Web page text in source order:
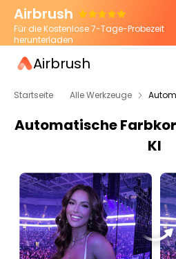
Airbrush
Für die Kostenlose 7-Tage-Probezeit
herunterladen
Airbrush
Startseite Alle Werkzeuge
Automatische
KI